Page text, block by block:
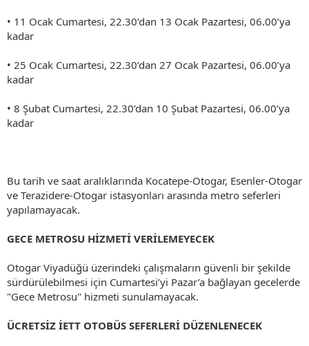
• 11 Ocak Cumartesi, 22.30’dan 13 Ocak Pazartesi, 06.00’ya
kadar
• 25 Ocak Cumartesi, 22.30’dan 27 Ocak Pazartesi, 06.00’ya
kadar
• 8 Şubat Cumartesi, 22.30’dan 10 Şubat Pazartesi, 06.00’ya
kadar
Bu tarih ve saat aralıklarında Kocatepe-Otogar, Esenler-Otogar
ve Terazidere-Otogar istasyonları arasında metro seferleri
yapılamayacak.
GECE METROSU HİZMETİ VERİLEMEYECEK
Otogar Viyadüğü üzerindeki çalışmaların güvenli bir şekilde
sürdürülebilmesi için Cumartesi’yi Pazar’a bağlayan gecelerde
"Gece Metrosu" hizmeti sunulamayacak.
ÜCRETSİZ İETT OTOBÜS SEFERLERİ DÜZENLENECEK